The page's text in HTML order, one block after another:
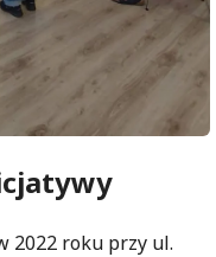
2022 roku przy ul.